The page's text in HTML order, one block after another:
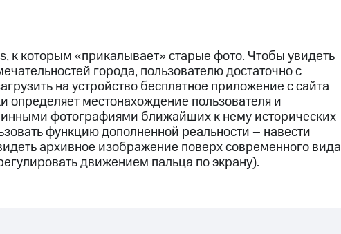
к которым «прикалывает» старые фото. Чтобы увидеть
города, пользователю достаточно с
на устройство бесплатное приложение с сайта
местонахождение пользователя и
фотографиями ближайших к нему исторических
функцию дополненной реальности – навести
архивное изображение поверх современного вида
движением пальца по экрану).